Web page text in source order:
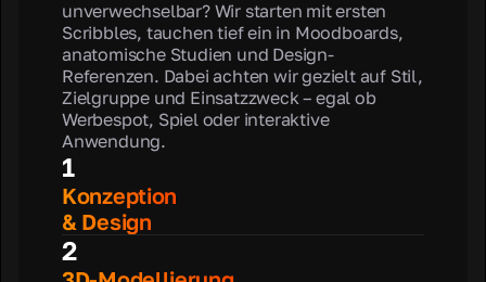
1
Konzeption
& Design
unverwechselbar? Wir starten mit ersten
Scribbles, tauchen tief ein in Moodboards,
anatomische Studien und Design-
Referenzen. Dabei achten wir gezielt auf Stil,
Zielgruppe und Einsatzzweck – egal ob
Werbespot, Spiel oder interaktive
Anwendung.
2